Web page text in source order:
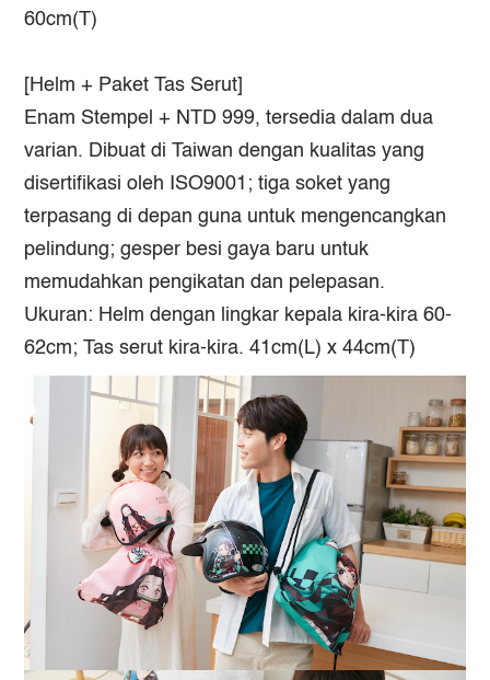
60cm(T)
[Helm + Paket Tas Serut]
Enam Stempel + NTD 999, tersedia dalam dua
varian. Dibuat di Taiwan dengan kualitas yang
disertifikasi oleh ISO9001; tiga soket yang
terpasang di depan guna untuk mengencangkan
pelindung; gesper besi gaya baru untuk
memudahkan pengikatan dan pelepasan.
Ukuran: Helm dengan lingkar kepala kira-kira 60-
62cm; Tas serut kira-kira. 41cm(L) x 44cm(T)